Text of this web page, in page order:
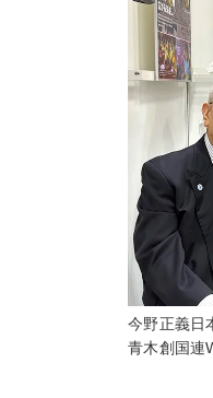
今野正義日
青木創国連